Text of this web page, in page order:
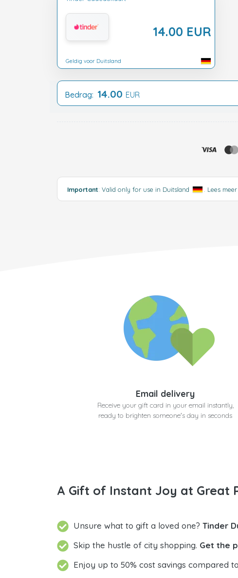
14.00 EUR
Geldig voor Duitsland
Bedrag: 14.00 EUR
Important: Valid only for use in Duitsland Lees meer
Email delivery
Receive your gift card in your email instantly,
ready to brighten someone's day in seconds
A Gift of Instant Joy at Great
Unsure what to gift a loved one? Tinder
Skip the hustle of city shopping. Get the
Enjoy up to 50% cost savings compared